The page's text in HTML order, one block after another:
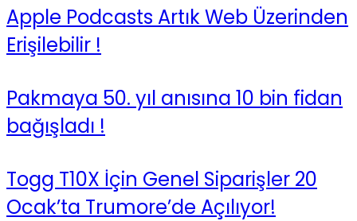
Apple Podcasts Artık Web Üzerinden
Erişilebilir !
Pakmaya 50. yıl anısına 10 bin fidan
bağışladı !
Togg T10X İçin Genel Siparişler 20
Ocak’ta Trumore’de Açılıyor!